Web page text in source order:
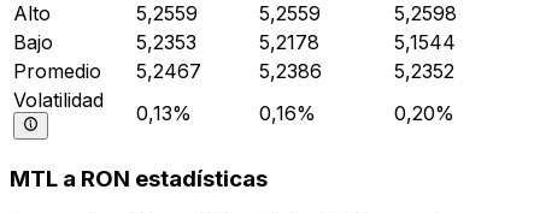
Alto
5,2559 5,2559
5,2598
Bajo
5,2353 5,2178
5,1544
Promedio
5,2467 5,2386
5,2352
Volatilidad
0,13% 0,16% 0,20%
MTL a RON estadísticas